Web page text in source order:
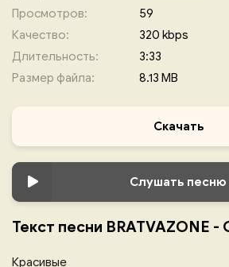
Просмотров:
59
Качество:
320 kbps
Длительность:
3:33
Размер файла:
8.13 MB
Скачать
Слушать песню
Текст песни BRATVAZONE -
Красивые